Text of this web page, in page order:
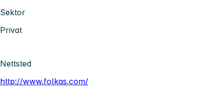
Sektor
Privat
Nettsted
http://www.folkas.com/